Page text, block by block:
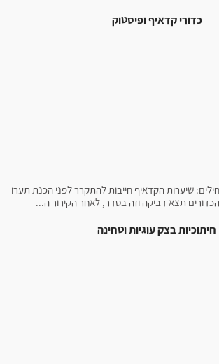
כדורי קדאיף ופיסטוק
שיערות הקדאיף חייבות להתקרר לפני הכנת תערו
תצא דביקה וזה בסדר, לאחר הקירור ה...
חיתוכיות בצק עוגיות וטחינה